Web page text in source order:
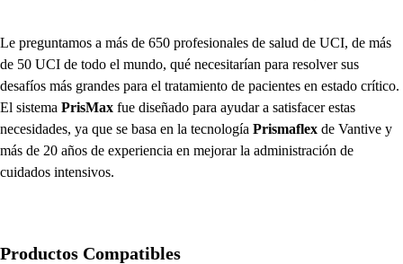
Le preguntamos a más de 650 profesionales de salud de UCI, de más
de 50 UCI de todo el mundo, qué necesitarían para resolver sus
desafíos más grandes para el tratamiento de pacientes en estado crítico.
El sistema PrisMax fue diseñado para ayudar a satisfacer estas
necesidades, ya que se basa en la tecnología Prismaflex de Vantive y
más de 20 años de experiencia en mejorar la administración de
cuidados intensivos.
Productos Compatibles